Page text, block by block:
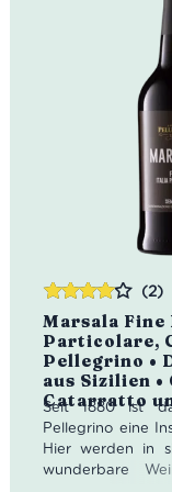
Marsala
Particolare,
Pellegrino •
aus Sizilien
Catarratto
(2)
Seit 1880 ist
Pellegrino eine
Hier werden in
wunderbare
Bewertet
mit 4.00
von 5